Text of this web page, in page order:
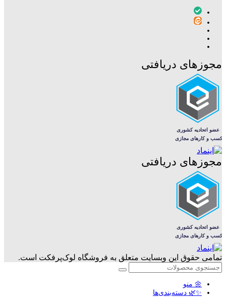
مجوزهای دریافتی
مجوزهای دریافتی
تمامی حقوق این وبسایت متعلق به فروشگاه لوک‌پرفکت است.
🌼 منو
✨🌿 دسته‌بندی‌ها